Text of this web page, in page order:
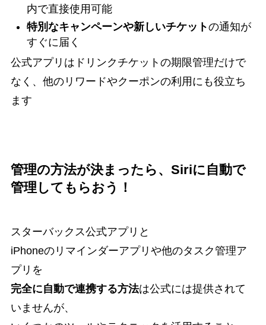
内で直接使用可能
特別なキャンペーンや新しいチケットの通知が
すぐに届く
公式アプリはドリンクチケットの期限管理だけで
なく、他のリワードやクーポンの利用にも役立ち
ます
管理の方法が決まったら、Siriに自動で
管理してもらおう！
スターバックス公式アプリと
iPhoneのリマインダーアプリや他のタスク管理ア
プリを
完全に自動で連携する方法は公式には提供されて
いませんが、